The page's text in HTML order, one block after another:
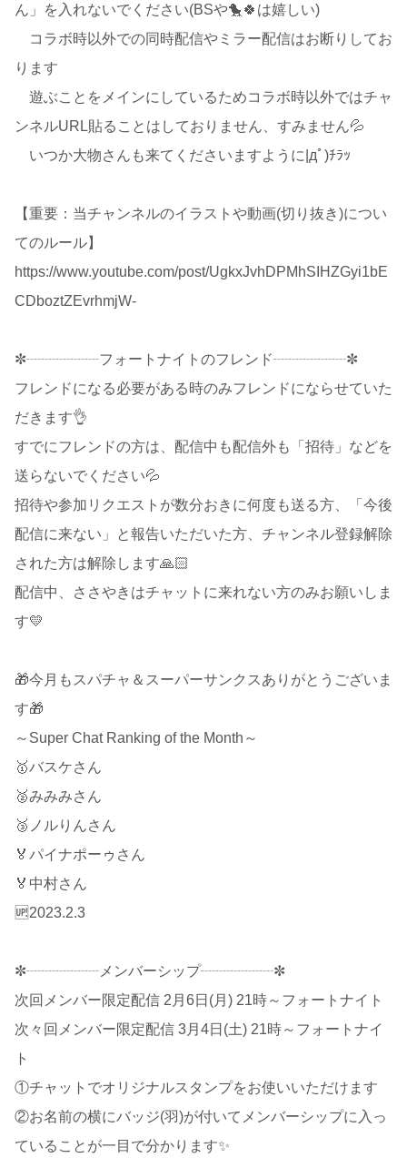
ん」を入れないでください(BSや🐤🍀は嬉しい)
コラボ時以外での同時配信やミラー配信はお断りしてお
ります
遊ぶことをメインにしているためコラボ時以外ではチャ
ンネルURL貼ることはしておりません、すみません💦
いつか大物さんも来てくださいますように|дﾟ)ﾁﾗｯ
【重要：当チャンネルのイラストや動画(切り抜き)につい
てのルール】
https://www.youtube.com/post/UgkxJvhDPMhSIHZGyi1bE
CDboztZEvrhmjW-
✼┈┈┈┈┈フォートナイトのフレンド┈┈┈┈┈✼
フレンドになる必要がある時のみフレンドにならせていた
だきます👌
すでにフレンドの方は、配信中も配信外も「招待」などを
送らないでください💦
招待や参加リクエストが数分おきに何度も送る方、「今後
配信に来ない」と報告いただいた方、チャンネル登録解除
された方は解除します🙏🏻
配信中、ささやきはチャットに来れない方のみお願いしま
す💛
🎁今月もスパチャ＆スーパーサンクスありがとうございま
す🎁
～Super Chat Ranking of the Month～
🥇バスケさん
🥈みみみさん
🥉ノルりんさん
🏅パイナポーゥさん
🏅中村さん
🆙2023.2.3
✼┈┈┈┈┈メンバーシップ┈┈┈┈┈✼
次回メンバー限定配信 2月6日(月) 21時～フォートナイト
次々回メンバー限定配信 3月4日(土) 21時～フォートナイ
ト
①チャットでオリジナルスタンプをお使いいただけます
②お名前の横にバッジ(羽)が付いてメンバーシップに入っ
ていることが一目で分かります✨